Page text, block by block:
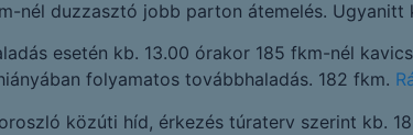
nél duzzasztó jobb parton átemelés. Ugyanitt
esetén kb. 13.00 órakor 185 fkm-nél
folyamatos továbbhaladás. 182 fkm.
közúti híd, érkezés túraterv szerint kb.